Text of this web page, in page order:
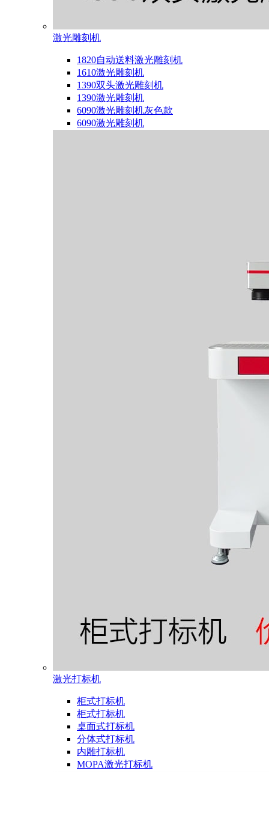
激光雕刻机
1820自动送料激光雕刻机
1610激光雕刻机
1390双头激光雕刻机
1390激光雕刻机
6090激光雕刻机灰色款
6090激光雕刻机
激光打标机
柜式打标机
柜式打标机
桌面式打标机
分体式打标机
内雕打标机
MOPA激光打标机